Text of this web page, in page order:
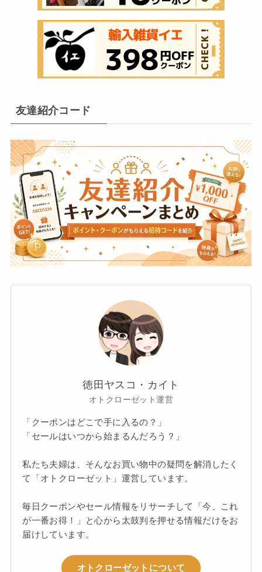
友達紹介コード
徳田ヤスコ・カイト
オトクローゼット運営
「クーポンはどこで手に入るの？」
「セールはいつから始まるんだろう？」
私たち夫婦は、そんなお買い物中の疑問を解消したく
て「オトクローゼット」運営しています。
毎日クーポンやセール情報をリサーチして「今、これ
が一番お得！」と心から太鼓判を押せる情報だけをお
届けしています。
オトクローゼットについて